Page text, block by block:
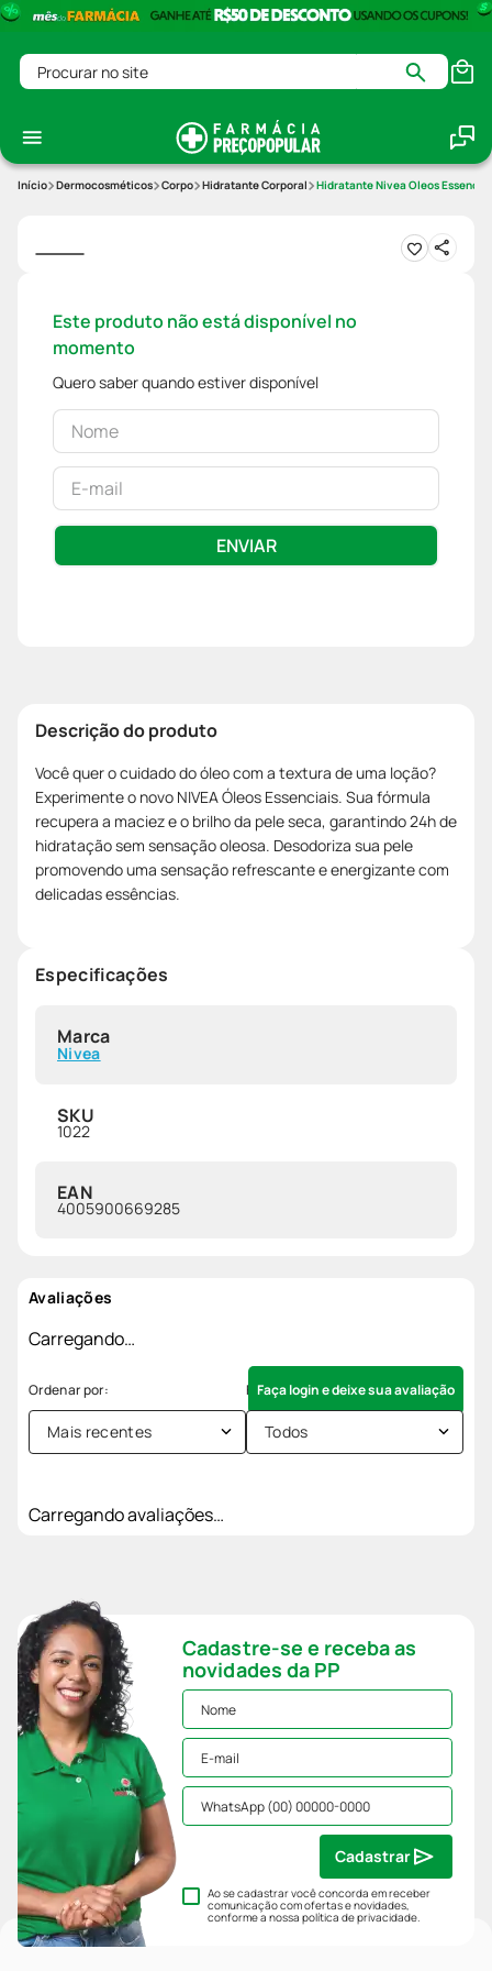
Procurar no site
Dermocosméticos Corpo Hidratante Corporal Hidratante Nivea Oleos
Este produto não está disponível no
momento
Quero saber quando estiver disponível
ENVIAR
Descrição do produto
Você quer o cuidado do óleo com a textura de uma loção?
Experimente o novo NIVEA Óleos Essenciais. Sua fórmula
recupera a maciez e o brilho da pele seca, garantindo 24h de
hidratação sem sensação oleosa. Desodoriza sua pele
promovendo uma sensação refrescante e energizante com
delicadas essências.
Especificações
Marca
Nivea
SKU
1022
EAN
4005900669285
Avaliações
Carregando…
Faça login e deixe sua avaliação
Mais recentes Todos
Carregando avaliações…
Cadastre-se e receba as
novidades da PP
Ao se cadastrar você concorda em receber
comunicação com ofertas e novidades,
conforme a nossapolítica de privacidade.
Cadastrar